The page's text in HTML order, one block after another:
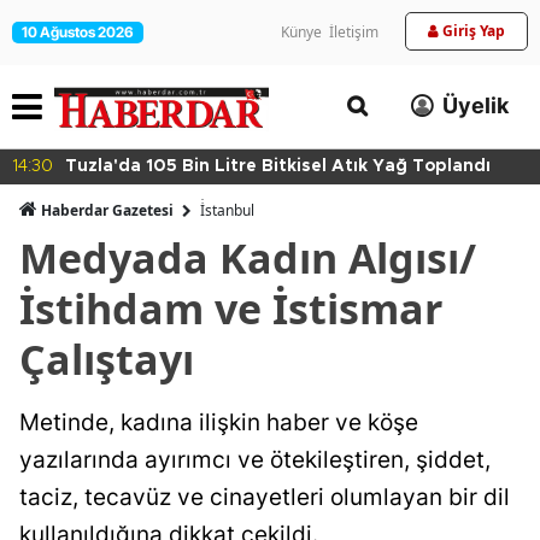
10 Ağustos 2026 Künye İletişim Giriş Yap
Üyelik
14:30 Tuzla'da 105 Bin Litre Bitkisel Atık Yağ Toplandı
Haberdar Gazetesi İ̇stanbul
Medyada Kadın Algısı/
İstihdam ve İstismar
Çalıştayı
Metinde, kadına ilişkin haber ve köşe
yazılarında ayırımcı ve ötekileştiren, şiddet,
taciz, tecavüz ve cinayetleri olumlayan bir dil
kullanıldığına dikkat çekildi.